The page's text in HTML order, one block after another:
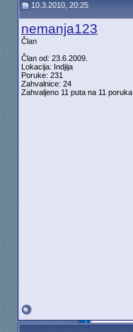
10.3.2010, 20:25
nemanja123
Član
Član od: 23.6.2009.
Lokacija: Indjija
Poruke: 231
Zahvalnice: 24
Zahvaljeno 11 puta na 11 poruka